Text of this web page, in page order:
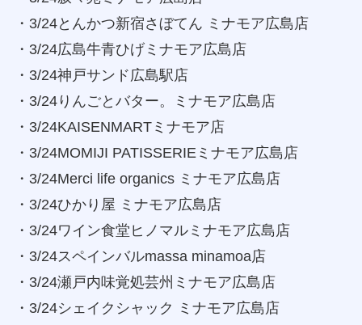
・3/24とんかつ新宿さぼてん ミナモア広島店
・3/24広島牛青ひげミナモア広島店
・3/24神戸サンド広島駅店
・3/24りんごとバター。ミナモア広島店
・3/24KAISENMARTミナモア店
・3/24MOMIJI PATISSERIEミナモア広島店
・3/24Merci life organics ミナモア広島店
・3/24ひかり屋 ミナモア広島店
・3/24ワイン食堂ヒノマルミナモア広島店
・3/24スペインバルmassa minamoa店
・3/24瀬戸内味覚処芸州ミナモア広島店
・3/24シェイクシャック ミナモア広島店